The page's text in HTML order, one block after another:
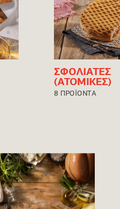
ΣΦΟΛΙΑΤΕΣ
(ΑΤΟΜΙΚΕΣ)
8 ΠΡΟΪΟΝΤΑ